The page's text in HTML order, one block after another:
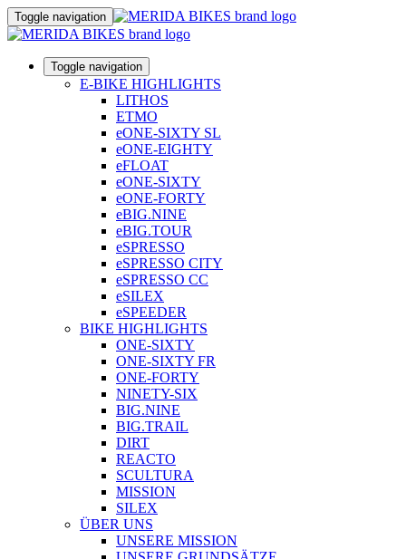
Toggle navigation
Toggle navigation
E-BIKE HIGHLIGHTS
LITHOS
ETMO
eONE-SIXTY SL
eONE-EIGHTY
eFLOAT
eONE-SIXTY
eONE-FORTY
eBIG.NINE
eBIG.TOUR
eSPRESSO
eSPRESSO CITY
eSPRESSO CC
eSILEX
eSPEEDER
BIKE HIGHLIGHTS
ONE-SIXTY
ONE-SIXTY FR
ONE-FORTY
NINETY-SIX
BIG.NINE
BIG.TRAIL
DIRT
REACTO
SCULTURA
MISSION
SILEX
ÜBER UNS
UNSERE MISSION